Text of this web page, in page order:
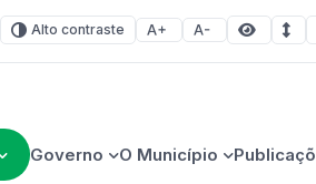
Alto contraste Aumentar fonte
Diminuir fonte
Área
Governo O Município